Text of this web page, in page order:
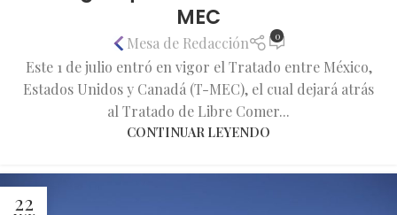
MEC
Mesa de Redacción 0
Este 1 de julio entró en vigor el Tratado entre México,
Estados Unidos y Canadá (T-MEC), el cual dejará atrás
al Tratado de Libre Comer...
CONTINUAR LEYENDO
22